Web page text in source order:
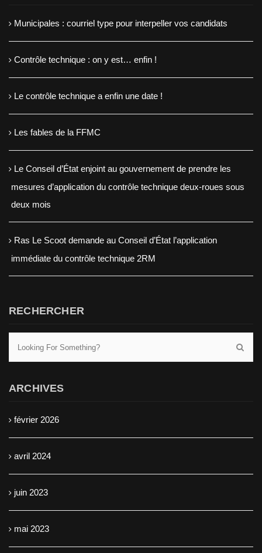
Municipales : courriel type pour interpeller vos candidats
Contrôle technique : on y est… enfin !
Le contrôle technique a enfin une date !
Les fables de la FFMC
Le Conseil d’État enjoint au gouvernement de prendre les
mesures d’application du contrôle technique deux-roues sous
deux mois
Ras Le Scoot demande au Conseil d’État l’application
immédiate du contrôle technique 2RM
RECHERCHER
ARCHIVES
février 2026
avril 2024
juin 2023
mai 2023